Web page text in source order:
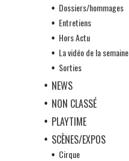
Dossiers/hommages
Entretiens
Hors Actu
La vidéo de la semaine
Sorties
NEWS
NON CLASSÉ
PLAYTIME
SCÈNES/EXPOS
Cirque